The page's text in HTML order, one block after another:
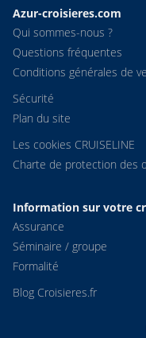
Azur-croisieres.com
Qui sommes-nous ?
Questions fréquentes
Conditions générales de
Sécurité
Plan du site
Les cookies CRUISELINE
Charte de protection des
Information sur votre
Assurance
Séminaire / groupe
Formalité
Blog Croisieres.fr